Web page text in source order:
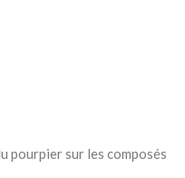
pourpier sur les composés